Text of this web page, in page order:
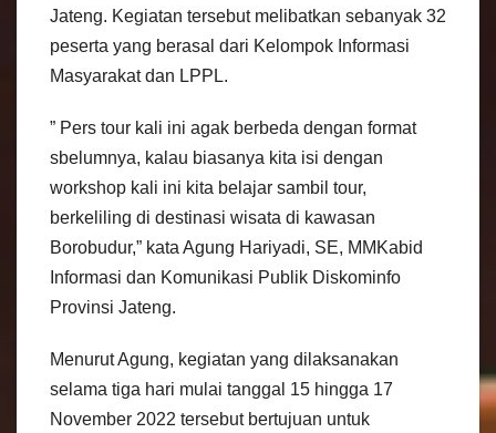
Jateng. Kegiatan tersebut melibatkan sebanyak 32
peserta yang berasal dari Kelompok Informasi
Masyarakat dan LPPL.
” Pers tour kali ini agak berbeda dengan format
sbelumnya, kalau biasanya kita isi dengan
workshop kali ini kita belajar sambil tour,
berkeliling di destinasi wisata di kawasan
Borobudur,” kata Agung Hariyadi, SE, MMKabid
Informasi dan Komunikasi Publik Diskominfo
Provinsi Jateng.
Menurut Agung, kegiatan yang dilaksanakan
selama tiga hari mulai tanggal 15 hingga 17
November 2022 tersebut bertujuan untuk